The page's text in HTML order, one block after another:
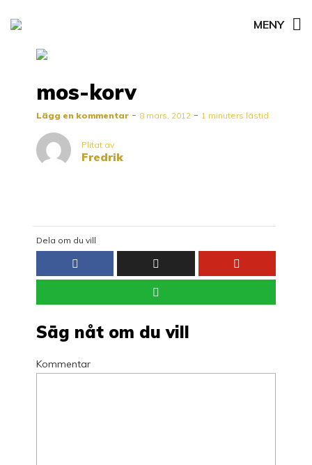
MENY
mos-korv
Lägg en kommentar 8 mars, 2012 1 minuters lästid
Plitat av
Fredrik
Dela om du vill
Säg nåt om du vill
Kommentar